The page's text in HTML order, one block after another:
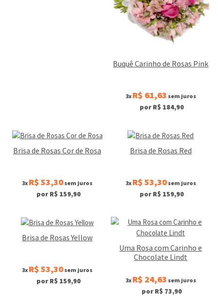
Buquê Carinho de Rosas Pink
3x R$ 61,63 sem juros
por R$ 184,90
Brisa de Rosas Cor de Rosa
3x R$ 53,30 sem juros
por R$ 159,90
Brisa de Rosas Red
3x R$ 53,30sem juros
por R$ 159,90
Brisa de Rosas Yellow
3x R$ 53,30 sem juros
por R$ 159,90
Uma Rosa com Carinho e
Chocolate Lindt
3x R$ 24,63 sem juros
por R$ 73,90